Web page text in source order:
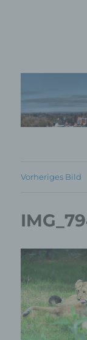
MP
Training
Vorheriges Bild